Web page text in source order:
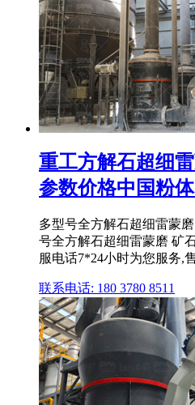
重工方解石超细
参数价格中国粉
多型号全方解石超细雷蒙
号全方解石超细雷蒙磨 矿
服电话7*24小时为您服务,
联系电话: 180 3780 8511